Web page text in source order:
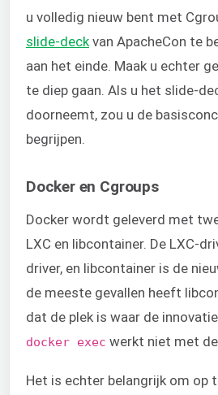
u volledig nieuw bent met
slide-deck van ApacheCon te
aan het einde. Maak u echter
te diep gaan. Als u het slide-
doorneemt, zou u de
begrijpen.
Docker en Cgroups
Docker wordt geleverd met
LXC en libcontainer. De LXC-
driver, en libcontainer is de
de meeste gevallen heeft
dat de plek is waar de
docker exec werkt niet met de
Het is echter belangrijk om op